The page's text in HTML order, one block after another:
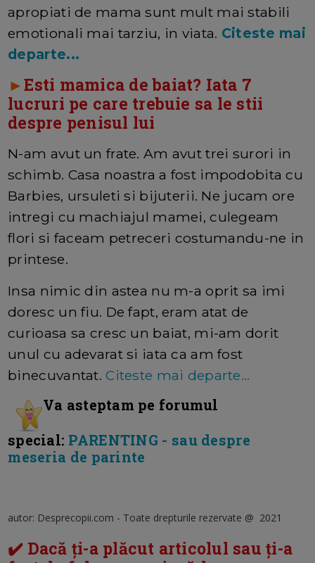
apropiati de mama sunt mult mai stabili
emotionali mai tarziu, in viata. Citeste mai
departe...
►Esti mamica de baiat? Iata 7
lucruri pe care trebuie sa le stii
despre penisul lui
N-am avut un frate. Am avut trei surori in
schimb. Casa noastra a fost impodobita cu
Barbies, ursuleti si bijuterii. Ne jucam ore
intregi cu machiajul mamei, culegeam
flori si faceam petreceri costumandu-ne in
printese.
Insa nimic din astea nu m-a oprit sa imi
doresc un fiu. De fapt, eram atat de
curioasa sa cresc un baiat, mi-am dorit
unul cu adevarat si iata ca am fost
binecuvantat.Citeste mai departe...
Va asteptam pe forumul
special: PARENTING - sau despre
meseria de parinte
autor: Desprecopii.com - Toate drepturile rezervate @ 2021
✔️ Dacă ți-a plăcut articolul sau ți-a